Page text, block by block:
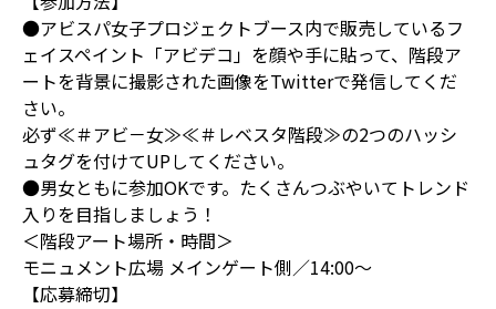
●アビスパ女子プロジェクトブース内で販売しているフ
ェイスペイント「アビデコ」を顔や手に貼って、階段ア
ートを背景に撮影された画像をTwitterで発信してくだ
さい。
必ず≪＃アビ－女≫≪＃レベスタ階段≫の2つのハッシ
ュタグを付けてUPしてください。
●男女ともに参加OKです。たくさんつぶやいてトレンド
入りを目指しましょう！
＜階段アート場所・時間＞
モニュメント広場 メインゲート側／14:00～
【応募締切】